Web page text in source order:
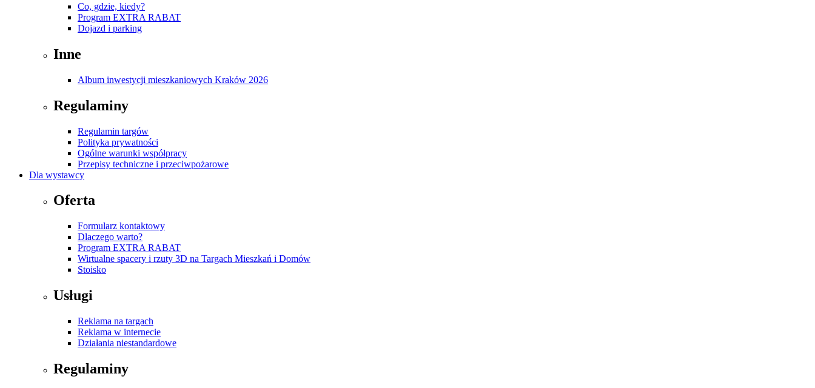
Co, gdzie, kiedy?
Program EXTRA RABAT
Dojazd i parking
Inne
Album inwestycji mieszkaniowych Kraków 2026
Regulaminy
Regulamin targów
Polityka prywatności
Ogólne warunki współpracy
Przepisy techniczne i przeciwpożarowe
Dla wystawcy
Oferta
Formularz kontaktowy
Dlaczego warto?
Program EXTRA RABAT
Wirtualne spacery i rzuty 3D na Targach Mieszkań i Domów
Stoisko
Usługi
Reklama na targach
Reklama w internecie
Działania niestandardowe
Regulaminy